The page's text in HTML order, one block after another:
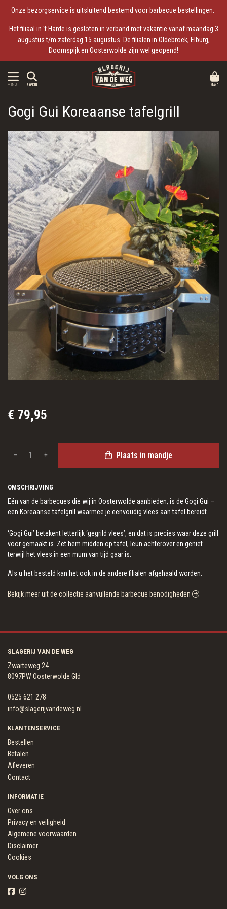
Onze bezorgservice is uitsluitend bestemd voor barbecue bestellingen.
Het filiaal in 't Harde is gesloten in verband met vakantie vanaf maandag 3
augustus t/m zaterdag 15 augustus. De filialen in Oldebroek, Elburg,
Doornspijk en Oosterwolde zijn wel geopend!
MENU ZOEKEN MAND
OMSCHRIJVING
Eén van de barbecues die wij in Oosterwolde aanbieden, is de Gogi Gui –
een Koreaanse tafelgrill waarmee je eenvoudig vlees aan tafel bereidt.
‘Gogi Gui’ betekent letterlijk ‘gegrild vlees’, en dat is precies waar deze grill
voor gemaakt is. Zet hem midden op tafel, leun achterover en geniet
terwijl het vlees in een mum van tijd gaar is.
Als u het besteld kan het ook in de andere filialen afgehaald worden.
Gogi Gui Koreaanse tafelgrill
€ 79,95
– + Plaats in mandje
Bekijk meer uit de collectie aanvullende barbecue benodigheden
SLAGERIJ VAN DE WEG
Zwarteweg 24
8097PW Oosterwolde Gld
0525 621 278
info@slagerijvandeweg.nl
KLANTENSERVICE
Bestellen
Betalen
Afleveren
Contact
INFORMATIE
Over ons
Privacy en veiligheid
Algemene voorwaarden
Disclaimer
Cookies
VOLG ONS